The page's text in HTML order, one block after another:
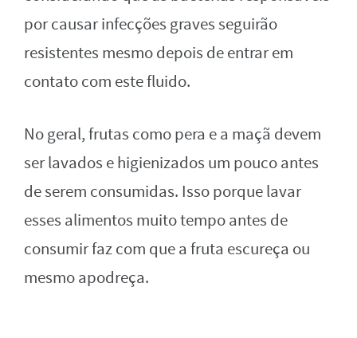
por causar infecções graves seguirão
resistentes mesmo depois de entrar em
contato com este fluido.
No geral, frutas como pera e a maçã devem
ser lavados e higienizados um pouco antes
de serem consumidas. Isso porque lavar
esses alimentos muito tempo antes de
consumir faz com que a fruta escureça ou
mesmo apodreça.